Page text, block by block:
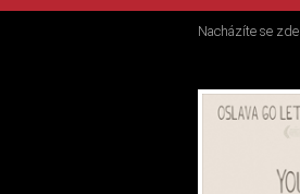
Nacházíte se zde